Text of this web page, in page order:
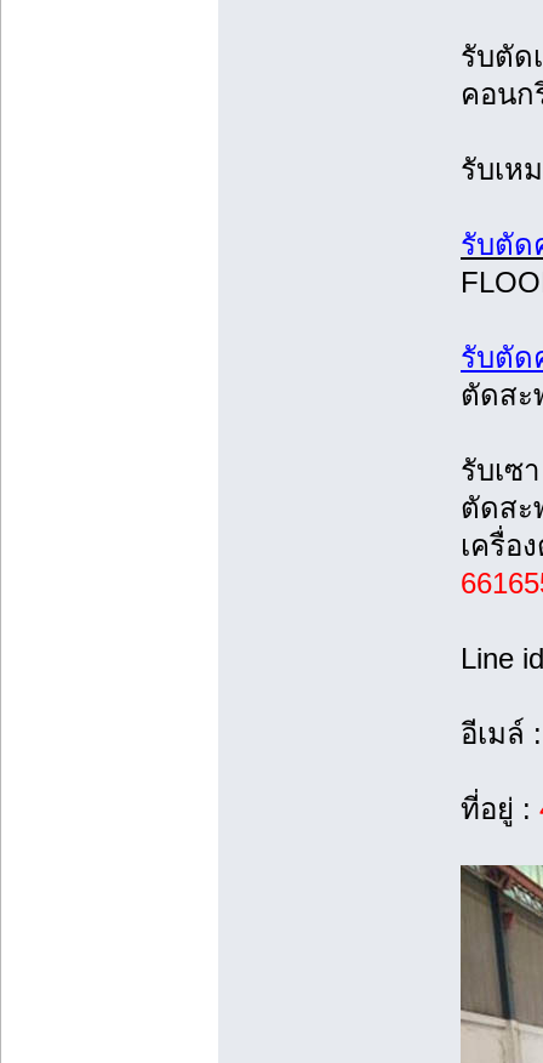
รับตัด
คอนก
รับเห
รับตัด
รับตัด
ตัดสะ
รับเซ
ตัดสะ
เครื่
Line
อีเมล์
ที่อยู่ :